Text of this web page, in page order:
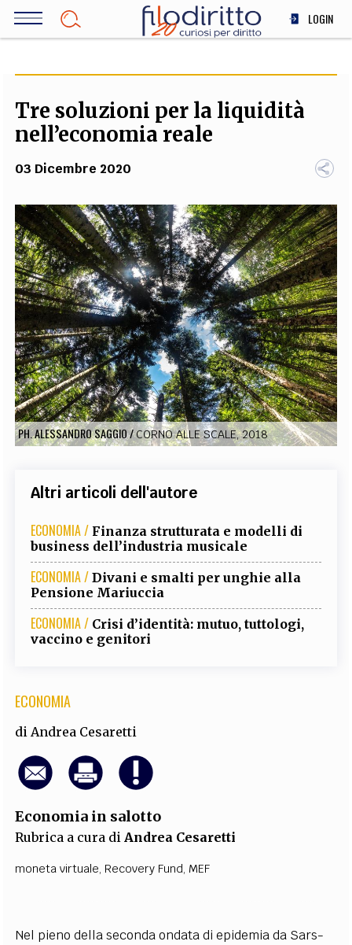
Salta
LOGIN
SOCIETÀ
MEDICINA
STORIA E FILOSOFIA
ALTRO
TEAM
FILODIRITTO REDAZIONE COMITATO SCIENTIFICO AUTORI CURATORI
FOTOGRAFI
PARTNER COLLABORA CON NOI
EXTRA
CODICI RUBRICHE LIBRI PROCEEDINGS PUBBLICITÀ CONTATTI
SOCIAL MEDIA
Tre soluzioni per la liquidità
nell’economia reale
03 Dicembre 2020
PH. ALESSANDRO SAGGIO/CORNO ALLE SCALE, 2018
Altri articoli dell'autore
ECONOMIA / Finanza strutturata e modelli di
business dell’industria musicale
ECONOMIA / Divani e smalti per unghie alla
Pensione Mariuccia
ECONOMIA / Crisi d’identità: mutuo, tuttologi,
vaccino e genitori
ECONOMIA
di Andrea Cesaretti
Economia in salotto
Rubrica a cura di Andrea Cesaretti
moneta virtuale, Recovery Fund, MEF
Nel pieno della seconda ondata di epidemia da Sars-